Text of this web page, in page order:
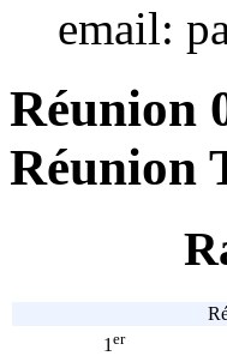
email:
Réunion
Réunion
1 er